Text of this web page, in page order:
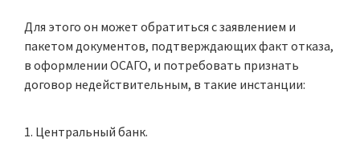
Для этого он может обратиться с заявлением и
пакетом документов, подтверждающих факт отказа,
в оформлении ОСАГО, и потребовать признать
договор недействительным, в такие инстанции:
Центральный банк.